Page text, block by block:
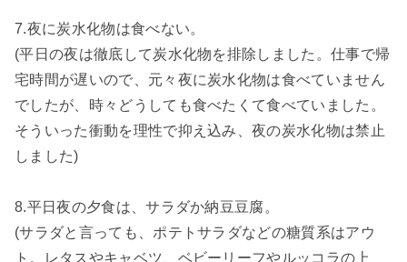
7.夜に炭水化物は食べない。
(平日の夜は徹底して炭水化物を排除しました。仕事で帰
宅時間が遅いので、元々夜に炭水化物は食べていません
でしたが、時々どうしても食べたくて食べていました。
そういった衝動を理性で抑え込み、夜の炭水化物は禁止
しました)
8.平日夜の夕食は、サラダか納豆豆腐。
(サラダと言っても、ポテトサラダなどの糖質系はアウ
ト。レタスやキャベツ、ベビーリーフやルッコラの上